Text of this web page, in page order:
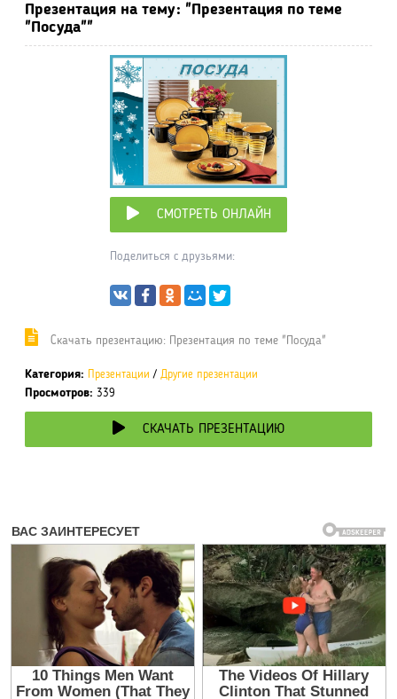
Презентация на тему: "Презентация по теме
"Посуда""
СМОТРЕТЬ ОНЛАЙН
Поделиться с друзьями:
Cкачать презентацию: Презентация по теме "Посуда"
Категория: Презентации / Другие презентации
Просмотров: 339
СКАЧАТЬ ПРЕЗЕНТАЦИЮ